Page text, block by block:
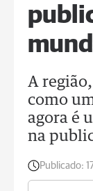
A
como
agora é
na
Publicado: